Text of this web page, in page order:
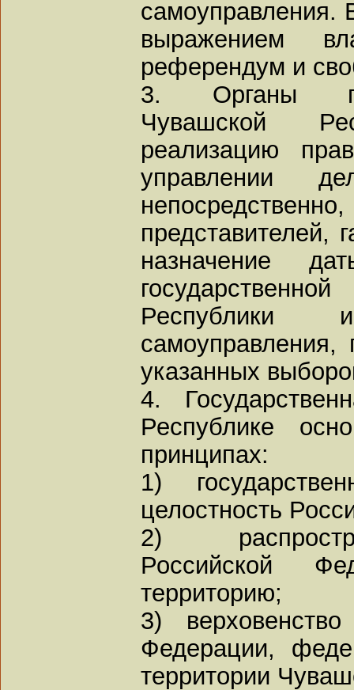
самоуправления.
выражением
референдум и
3. Органы
Чувашской
реализацию
управлении
представителей,
назначение
Республики
самоуправления,
указанных
4.
Республике
принципах:
1)
целостность
2)
Российской
территорию;
3)
Федерации,
территории